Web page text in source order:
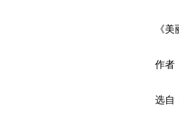
《美丽
作者：
选自：